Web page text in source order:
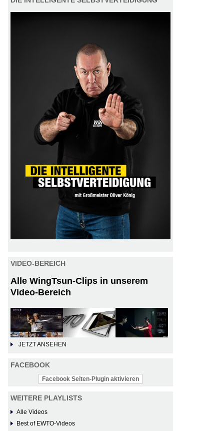
VIDEO-BEREICH
Alle WingTsun-Clips in unserem
Video-Bereich
JETZT ANSEHEN
FACEBOOK
Facebook Seiten-Plugin aktivieren
WEITERE PLAYLISTS
Alle Videos
Best of EWTO-Videos